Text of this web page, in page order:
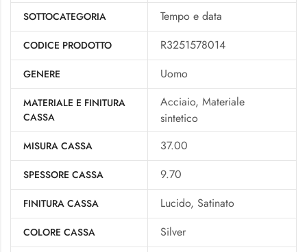
SOTTOCATEGORIA Tempo e data
CODICE PRODOTTO R3251578014
GENERE Uomo
MATERIALE E FINITURA
CASSA
Acciaio, Materiale
sintetico
MISURA CASSA 37.00
SPESSORE CASSA 9.70
FINITURA CASSA Lucido, Satinato
COLORE CASSA Silver